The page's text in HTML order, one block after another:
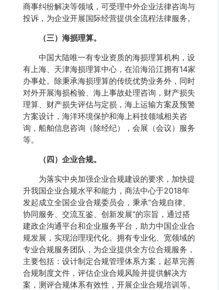
商事纠纷解决等领域，可受理中外企业法律咨询与
投诉，为企业开展国际经营提供全流程法律服务。
（三）海损理算。
中国大陆唯一有专业资质的海损理算机构，设
有上海、天津海损理算中心，在沿海沿江拥有14家
办事处。除秉承海损理算的传统优势业务外，同时
对外开展海损检验、海上事故处理咨询，财产损失
理算、财产损失评估与定损，海上运输方案及预警
方案设计，海洋环境保护和海上科技领域相关咨
询，船舶信息咨询（除经纪），会展（会议）服务
等。
（四）企业合规。
为落实中央加强企业合规建设的要求，加快提
升我国企业合规水平和能力，商法中心于2018年
发起成立全国企业合规委员会，秉承“合规自律、
协同服务、交流互鉴、创新发展”的宗旨，通过搭
建政企沟通平台和企业服务平台，助力中国企业合
规发展，实现治理现代化。拥有专业化、宽领域的
专业合规服务团队，为企业提供全方位合规服务，
主要包括：设计制定合规管理体系方案，起草完善
合规制度文件，评估企业合规风险并提供解决方
案，测评合规体系有效性，开展企业合规培训等。